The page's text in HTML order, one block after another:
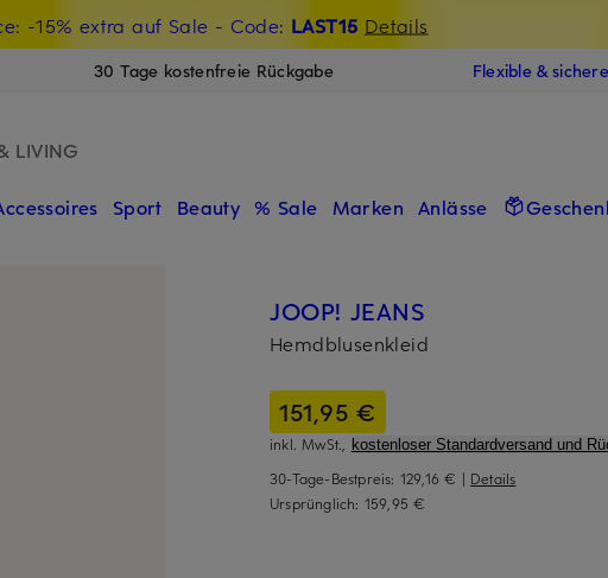
-15% extra auf Sale - Code: LAST15 Details
mit Beyond sichern
30 Tage kostenfreie Rückgabe Flexible &
LIVING
Sport Beauty % Sale Marken Anlässe
JOOP! JEANS
Hemdblusenkleid
151,95 €
inkl. MwSt., kostenloser Standardversand und
30-Tage-Bestpreis: 129,16 € | Details
Ursprünglich: 159,95 €